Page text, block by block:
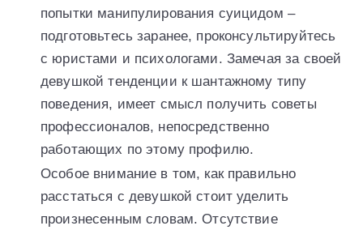
попытки манипулирования суицидом –
подготовьтесь заранее, проконсультируйтесь
с юристами и психологами. Замечая за своей
девушкой тенденции к шантажному типу
поведения, имеет смысл получить советы
профессионалов, непосредственно
работающих по этому профилю.
Особое внимание в том, как правильно
расстаться с девушкой стоит уделить
произнесенным словам. Отсутствие